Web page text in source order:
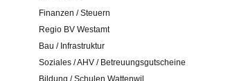
Finanzen / Steuern
Regio BV Westamt
Bau / Infrastruktur
Soziales / AHV / Betreuungsgutscheine
Bildung / Schulen Wattenwil